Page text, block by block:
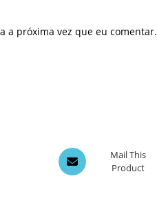
a próxima vez que eu comentar.
Opens
in
Mail This
Product